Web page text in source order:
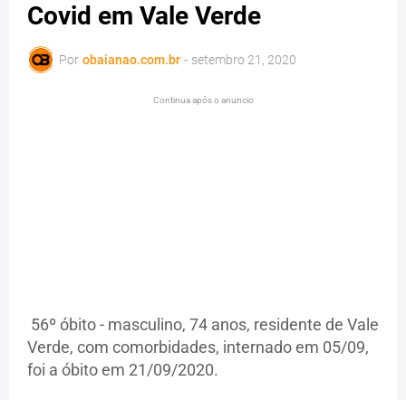
Covid em Vale Verde
Por obaianao.com.br - setembro 21, 2020
Continua após o anuncio
56º óbito - masculino, 74 anos, residente de Vale
Verde, com comorbidades, internado em 05/09,
foi a óbito em 21/09/2020.